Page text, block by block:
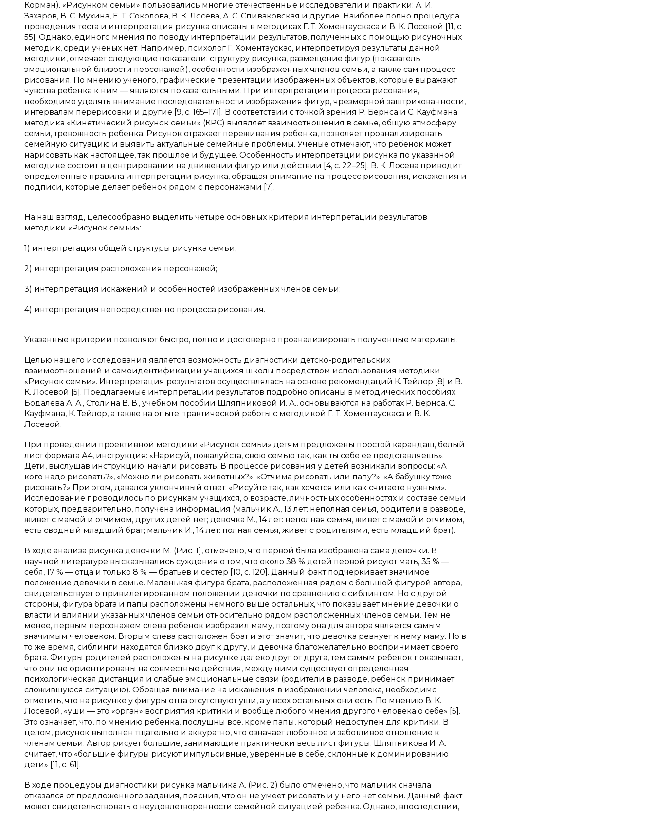
Корман). «Рисунком семьи» пользовались многие отечественные исследователи и практики: А. И.
Захаров, В. С. Мухина, Е. Т. Соколова, В. К. Лосева, А. С. Спиваковская и другие. Наиболее полно процедура
проведения теста и интерпретация рисунка описаны в методиках Г. Т. Хоментаускаса и В. К. Лосевой [11, с.
55]. Однако, единого мнения по поводу интерпретации результатов, полученных с помощью рисуночных
методик, среди ученых нет. Например, психолог Г. Хоментаускас, интерпретируя результаты данной
методики, отмечает следующие показатели: структуру рисунка, размещение фигур (показатель
эмоциональной близости персонажей), особенности изображенных членов семьи, а также сам процесс
рисования. По мнению ученого, графические презентации изображенных объектов, которые выражают
чувства ребенка к ним — являются показательными. При интерпретации процесса рисования,
необходимо уделять внимание последовательности изображения фигур, чрезмерной заштрихованности,
интервалам перерисовки и другие [9, с. 165–171]. В соответствии с точкой зрения Р. Бернса и С. Кауфмана
методика «Кинетический рисунок семьи» (КРС) выявляет взаимоотношения в семье, общую атмосферу
семьи, тревожность ребенка. Рисунок отражает переживания ребенка, позволяет проанализировать
семейную ситуацию и выявить актуальные семейные проблемы. Ученые отмечают, что ребенок может
нарисовать как настоящее, так прошлое и будущее. Особенность интерпретации рисунка по указанной
методике состоит в центрировании на движении фигур или действии [4, с. 22–25]. В. К. Лосева приводит
определенные правила интерпретации рисунка, обращая внимание на процесс рисования, искажения и
подписи, которые делает ребенок рядом с персонажами [7].
На наш взгляд, целесообразно выделить четыре основных критерия интерпретации результатов
методики «Рисунок семьи»:
1) интерпретация общей структуры рисунка семьи;
2) интерпретация расположения персонажей;
3) интерпретация искажений и особенностей изображенных членов семьи;
4) интерпретация непосредственно процесса рисования.
Указанные критерии позволяют быстро, полно и достоверно проанализировать полученные материалы.
Целью нашего исследования является возможность диагностики детско-родительских
взаимоотношений и самоидентификации учащихся школы посредством использования методики
«Рисунок семьи». Интерпретация результатов осуществлялась на основе рекомендаций К. Тейлор [8] и В.
К. Лосевой [5]. Предлагаемые интерпретации результатов подробно описаны в методических пособиях
Бодалева А. А., Столина В. В., учебном пособии Шляпниковой И. А., основываются на работах P. Бернса, С.
Кауфмана, К. Тейлор, а также на опыте практической работы с методикой Г. Т. Хоментаускаса и В. К.
Лосевой.
При проведении проективной методики «Рисунок семьи» детям предложены простой карандаш, белый
лист формата А4, инструкция: «Нарисуй, пожалуйста, свою семью так, как ты себе ее представляешь».
Дети, выслушав инструкцию, начали рисовать. В процессе рисования у детей возникали вопросы: «А
кого надо рисовать?», «Можно ли рисовать животных?», «Отчима рисовать или папу?», «А бабушку тоже
рисовать?» При этом, давался уклончивый ответ: «Рисуйте так, как хочется или как считаете нужным».
Исследование проводилось по рисункам учащихся, о возрасте, личностных особенностях и составе семьи
которых, предварительно, получена информация (мальчик А., 13 лет: неполная семья, родители в разводе,
живет с мамой и отчимом, других детей нет; девочка М., 14 лет: неполная семья, живет с мамой и отчимом,
есть сводный младший брат; мальчик И., 14 лет: полная семья, живет с родителями, есть младший брат).
В ходе анализа рисунка девочки М. (Рис. 1), отмечено, что первой была изображена сама девочки. В
научной литературе высказывались суждения о том, что около 38 % детей первой рисуют мать, 35 % —
себя, 17 % — отца и только 8 % — братьев и сестер [10, с. 120]. Данный факт подчеркивает значимое
положение девочки в семье. Маленькая фигура брата, расположенная рядом с большой фигурой автора,
свидетельствует о привилегированном положении девочки по сравнению с сиблингом. Но с другой
стороны, фигура брата и папы расположены немного выше остальных, что показывает мнение девочки о
власти и влиянии указанных членов семьи относительно рядом расположенных членов семьи. Тем не
менее, первым персонажем слева ребенок изобразил маму, поэтому она для автора является самым
значимым человеком. Вторым слева расположен брат и этот значит, что девочка ревнует к нему маму. Но в
то же время, сиблинги находятся близко друг к другу, и девочка благожелательно воспринимает своего
брата. Фигуры родителей расположены на рисунке далеко друг от друга, тем самым ребенок показывает,
что они не ориентированы на совместные действия, между ними существует определенная
психологическая дистанция и слабые эмоциональные связи (родители в разводе, ребенок принимает
сложившуюся ситуацию). Обращая внимание на искажения в изображении человека, необходимо
отметить, что на рисунке у фигуры отца отсутствуют уши, а у всех остальных они есть. По мнению В. К.
Лосевой, «уши — это «орган» восприятия критики и вообще любого мнения другого человека о себе» [5].
Это означает, что, по мнению ребенка, послушны все, кроме папы, который недоступен для критики. В
целом, рисунок выполнен тщательно и аккуратно, что означает любовное и заботливое отношение к
членам семьи. Автор рисует большие, занимающие практически весь лист фигуры. Шляпникова И. А.
считает, что «большие фигуры рисуют импульсивные, уверенные в себе, склонные к доминированию
дети» [11, с. 61].
В ходе процедуры диагностики рисунка мальчика А. (Рис. 2) было отмечено, что мальчик сначала
отказался от предложенного задания, пояснив, что он не умеет рисовать и у него нет семьи. Данный факт
может свидетельствовать о неудовлетворенности семейной ситуацией ребенка. Однако, впоследствии,